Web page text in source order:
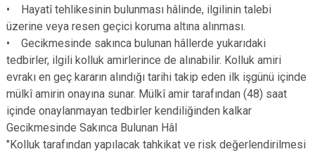
• Hayatî tehlikesinin bulunması hâlinde, ilgilinin talebi
üzerine veya resen geçici koruma altına alınması.
• Gecikmesinde sakınca bulunan hâllerde yukarıdaki
tedbirler, ilgili kolluk amirlerince de alınabilir. Kolluk amiri
evrakı en geç kararın alındığı tarihi takip eden ilk işgünü içinde
mülkî amirin onayına sunar. Mülkî amir tarafından (48) saat
içinde onaylanmayan tedbirler kendiliğinden kalkar
Gecikmesinde Sakınca Bulunan Hâl
"Kolluk tarafından yapılacak tahkikat ve risk değerlendirilmesi